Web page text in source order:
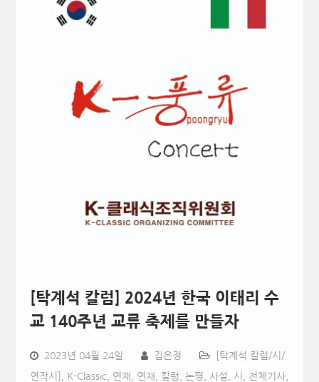
[탁계석 칼럼] 2024년 한국 이태리 수
교 140주년 교류 축제를 만들자
2023년 04월 24일 김은정 [탁계석 칼럼/시/
연작시] K-Classic, 연재 연재, 칼럼, 논평, 사설, 시 전체기사,